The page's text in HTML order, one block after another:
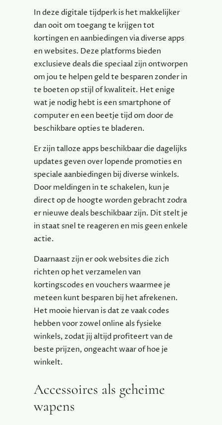
In deze digitale tijdperk is het makkelijker
dan ooit om toegang te krijgen tot
kortingen en aanbiedingen via diverse apps
en websites. Deze platforms bieden
exclusieve deals die speciaal zijn ontworpen
om jou te helpen geld te besparen zonder in
te boeten op stijl of kwaliteit. Het enige
wat je nodig hebt is een smartphone of
computer en een beetje tijd om door de
beschikbare opties te bladeren.
Er zijn talloze apps beschikbaar die dagelijks
updates geven over lopende promoties en
speciale aanbiedingen bij diverse winkels.
Door meldingen in te schakelen, kun je
direct op de hoogte worden gebracht zodra
er nieuwe deals beschikbaar zijn. Dit stelt je
in staat snel te reageren en mis geen enkele
actie.
Daarnaast zijn er ook websites die zich
richten op het verzamelen van
kortingscodes en vouchers waarmee je
meteen kunt besparen bij het afrekenen.
Het mooie hiervan is dat ze vaak codes
hebben voor zowel online als fysieke
winkels, zodat jij altijd profiteert van de
beste prijzen, ongeacht waar of hoe je
winkelt.
Accessoires als geheime
wapens